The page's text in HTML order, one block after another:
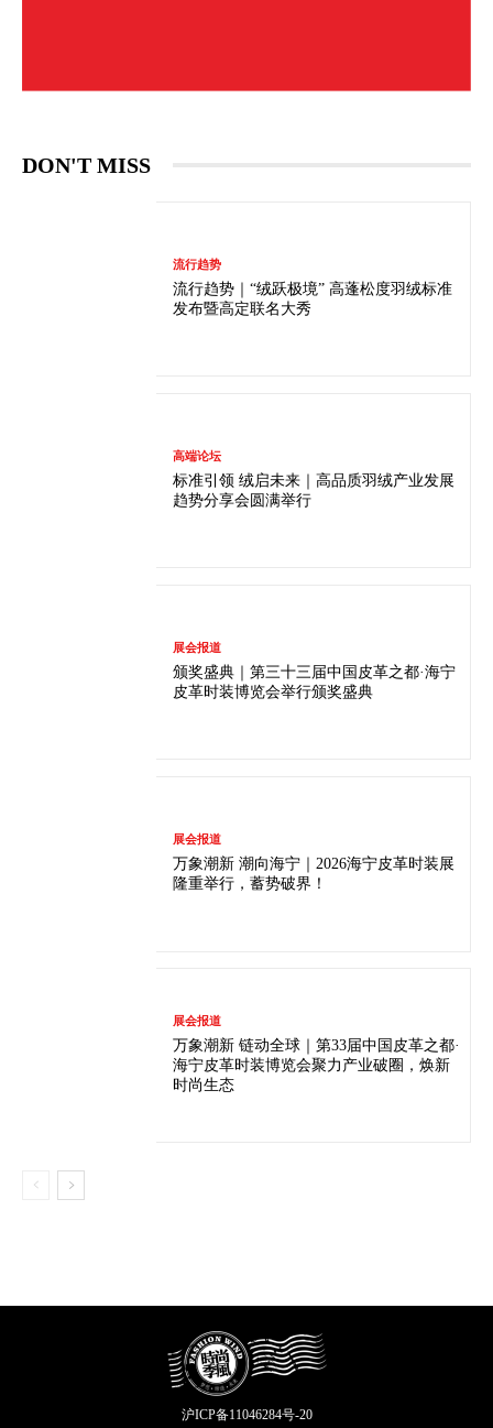
DON'T MISS
流行趋势
流行趋势｜“绒跃极境” 高蓬松度羽绒标准
发布暨高定联名大秀
高端论坛
标准引领 绒启未来｜高品质羽绒产业发展
趋势分享会圆满举行
展会报道
颁奖盛典｜第三十三届中国皮革之都·海宁
皮革时装博览会举行颁奖盛典
展会报道
万象潮新 潮向海宁｜2026海宁皮革时装展
隆重举行，蓄势破界！
展会报道
万象潮新 链动全球｜第33届中国皮革之都·
海宁皮革时装博览会聚力产业破圈，焕新
时尚生态
沪ICP备11046284号-20